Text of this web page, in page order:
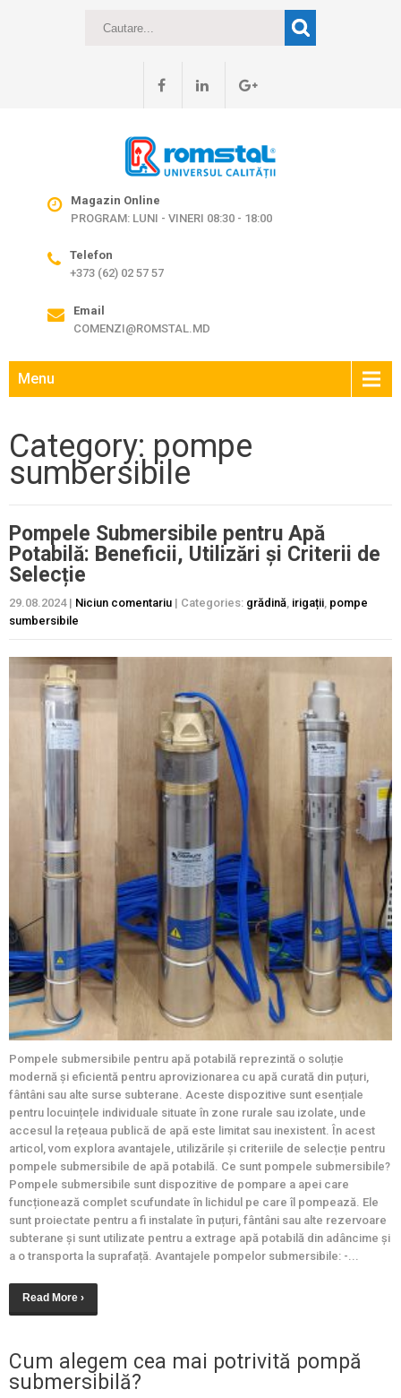
Magazin Online
PROGRAM: LUNI - VINERI 08:30 - 18:00
Telefon
+373 (62) 02 57 57
Email
COMENZI@ROMSTAL.MD
Menu
Category: pompe
sumbersibile
Pompele Submersibile pentru Apă
Potabilă: Beneficii, Utilizări și Criterii de
Selecție
29.08.2024 | Niciun comentariu | Categories: grădină, irigații, pompe
sumbersibile
Pompele submersibile pentru apă potabilă reprezintă o soluție
modernă și eficientă pentru aprovizionarea cu apă curată din puțuri,
fântâni sau alte surse subterane. Aceste dispozitive sunt esențiale
pentru locuințele individuale situate în zone rurale sau izolate, unde
accesul la rețeaua publică de apă este limitat sau inexistent. În acest
articol, vom explora avantajele, utilizările și criteriile de selecție pentru
pompele submersibile de apă potabilă. Ce sunt pompele submersibile?
Pompele submersibile sunt dispozitive de pompare a apei care
funcționează complet scufundate în lichidul pe care îl pompează. Ele
sunt proiectate pentru a fi instalate în puțuri, fântâni sau alte rezervoare
subterane și sunt utilizate pentru a extrage apă potabilă din adâncime și
a o transporta la suprafață. Avantajele pompelor submersibile: -...
Read More ›
Cum alegem cea mai potrivită pompă
submersibilă?